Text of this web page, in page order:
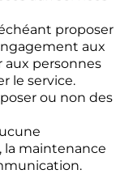
proposer
aux
aux personnes
le service.
ou non des
la maintenance